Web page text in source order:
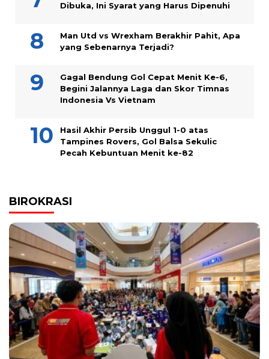
Dibuka, Ini Syarat yang Harus Dipenuhi
Man Utd vs Wrexham Berakhir Pahit, Apa
yang Sebenarnya Terjadi?
Gagal Bendung Gol Cepat Menit Ke-6,
Begini Jalannya Laga dan Skor Timnas
Indonesia Vs Vietnam
Hasil Akhir Persib Unggul 1-0 atas
Tampines Rovers, Gol Balsa Sekulic
Pecah Kebuntuan Menit ke-82
BIROKRASI